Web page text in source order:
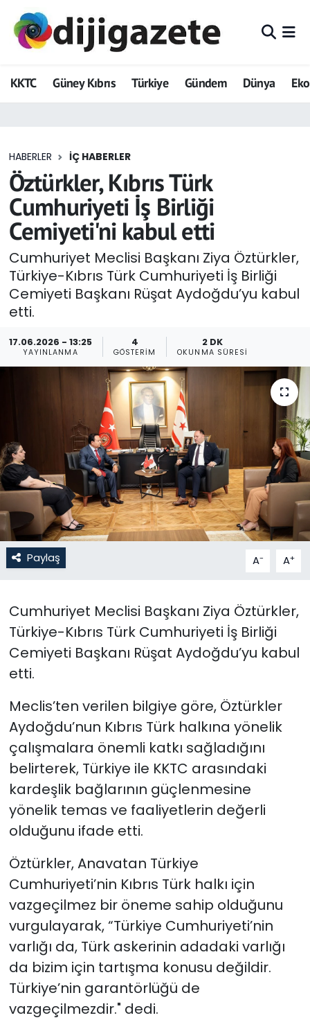
KKTC Güney Kıbrıs Türkiye Gündem Dünya
HABERLER İÇ HABERLER
Öztürkler, Kıbrıs Türk
Cumhuriyeti İş Birliği
Cemiyeti'ni kabul etti
Cumhuriyet Meclisi Başkanı Ziya Öztürkler,
Türkiye-Kıbrıs Türk Cumhuriyeti İş Birliği
Cemiyeti Başkanı Rüşat Aydoğdu’yu kabul
etti.
17.06.2026 - 13:25
YAYINLANMA
4
GÖSTERIM
2 DK
OKUNMA SÜRESI
Paylaş A- A+
Cumhuriyet Meclisi Başkanı Ziya Öztürkler,
Türkiye-Kıbrıs Türk Cumhuriyeti İş Birliği
Cemiyeti Başkanı Rüşat Aydoğdu’yu kabul
etti.
Meclis’ten verilen bilgiye göre, Öztürkler
Aydoğdu’nun Kıbrıs Türk halkına yönelik
çalışmalara önemli katkı sağladığını
belirterek, Türkiye ile KKTC arasındaki
kardeşlik bağlarının güçlenmesine
yönelik temas ve faaliyetlerin değerli
olduğunu ifade etti.
Öztürkler, Anavatan Türkiye
Cumhuriyeti’nin Kıbrıs Türk halkı için
vazgeçilmez bir öneme sahip olduğunu
vurgulayarak, “Türkiye Cumhuriyeti’nin
varlığı da, Türk askerinin adadaki varlığı
da bizim için tartışma konusu değildir.
Türkiye’nin garantörlüğü de
vazgeçilmezdir." dedi.
ADVERTORIAL
Dijigazete
Eğitim
Ekonomi
Foto Galeri
GEZİ
Güncel
Gündem
KKTC
KKTC YEREL SEÇİM 2018
Kültür Sanat
Magazin
Moda
Nöbetçi Eczaneler
Politika
SAĞLIK
Teknoloji
TÜRKiYE
Video Galeri
YAŞAM
Yazarlar
Hava Durumu
Trafik Durumu
Tüm Manşetler
Son Dakika Haberleri
Haber Arşivi